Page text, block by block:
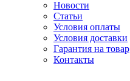
Новости
Статьи
Условия оплаты
Условия доставки
Гарантия на товар
Контакты